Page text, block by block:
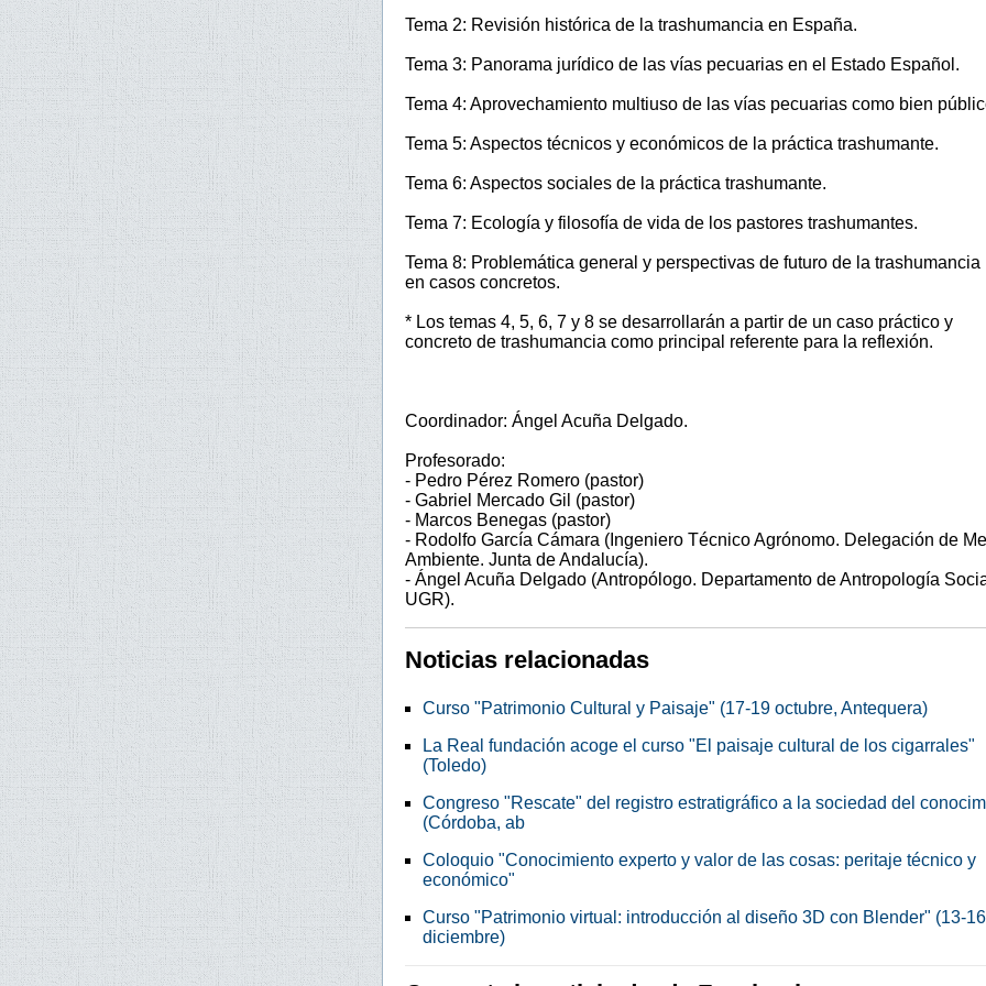
Tema 2: Revisión histórica de la trashumancia en España.
Tema 3: Panorama jurídico de las vías pecuarias en el Estado Español.
Tema 4: Aprovechamiento multiuso de las vías pecuarias como bien
Tema 5: Aspectos técnicos y económicos de la práctica trashumante.
Tema 6: Aspectos sociales de la práctica trashumante.
Tema 7: Ecología y filosofía de vida de los pastores trashumantes.
Tema 8: Problemática general y perspectivas de futuro de la trashumancia
en casos concretos.
* Los temas 4, 5, 6, 7 y 8 se desarrollarán a partir de un caso práctico y
concreto de trashumancia como principal referente para la reflexión.
Coordinador: Ángel Acuña Delgado.
Profesorado:
- Pedro Pérez Romero (pastor)
- Gabriel Mercado Gil (pastor)
- Marcos Benegas (pastor)
- Rodolfo García Cámara (Ingeniero Técnico Agrónomo. Delegación de
Ambiente. Junta de Andalucía).
- Ángel Acuña Delgado (Antropólogo. Departamento de Antropología
UGR).
Noticias relacionadas
Curso "Patrimonio Cultural y Paisaje" (17-19 octubre, Antequera)
La Real fundación acoge el curso "El paisaje cultural de los cigarrales"
(Toledo)
Congreso "Rescate" del registro estratigráfico a la sociedad del
(Córdoba, ab
Coloquio "Conocimiento experto y valor de las cosas: peritaje técnico y
económico"
Curso "Patrimonio virtual: introducción al diseño 3D con Blender" (13-16
diciembre)